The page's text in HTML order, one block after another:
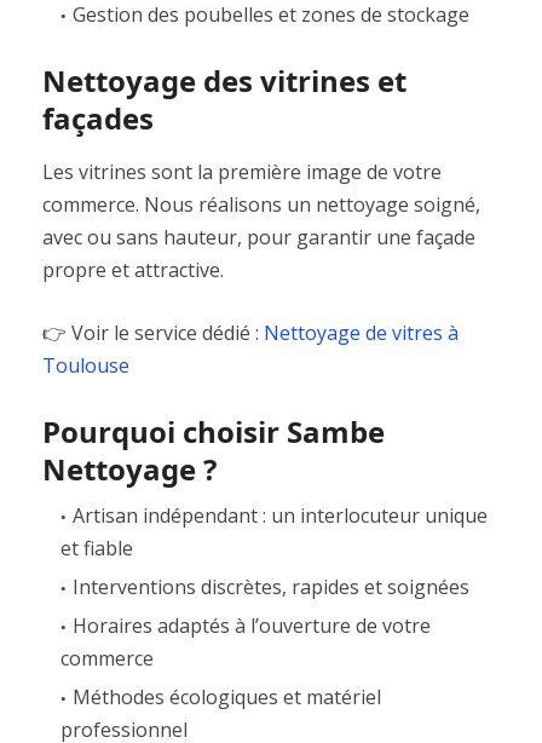
Gestion des poubelles et zones de stockage
Nettoyage des vitrines et
façades
Les vitrines sont la première image de votre
commerce. Nous réalisons un nettoyage soigné,
avec ou sans hauteur, pour garantir une façade
propre et attractive.
👉 Voir le service dédié : Nettoyage de vitres à
Toulouse
Pourquoi choisir Sambe
Nettoyage ?
Artisan indépendant : un interlocuteur unique
et fiable
Interventions discrètes, rapides et soignées
Horaires adaptés à l’ouverture de votre
commerce
Méthodes écologiques et matériel
professionnel